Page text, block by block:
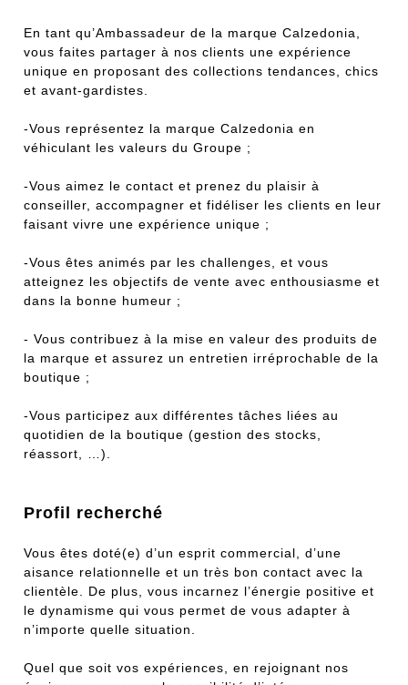
En tant qu’Ambassadeur de la marque Calzedonia,
vous faites partager à nos clients une expérience
unique en proposant des collections tendances, chics
et avant-gardistes.
-Vous représentez la marque Calzedonia en
véhiculant les valeurs du Groupe ;
-Vous aimez le contact et prenez du plaisir à
conseiller, accompagner et fidéliser les clients en leur
faisant vivre une expérience unique ;
-Vous êtes animés par les challenges, et vous
atteignez les objectifs de vente avec enthousiasme et
dans la bonne humeur ;
- Vous contribuez à la mise en valeur des produits de
la marque et assurez un entretien irréprochable de la
boutique ;
-Vous participez aux différentes tâches liées au
quotidien de la boutique (gestion des stocks,
réassort, …).
Profil recherché
Vous êtes doté(e) d’un esprit commercial, d’une
aisance relationnelle et un très bon contact avec la
clientèle. De plus, vous incarnez l’énergie positive et
le dynamisme qui vous permet de vous adapter à
n’importe quelle situation.
Quel que soit vos expériences, en rejoignant nos